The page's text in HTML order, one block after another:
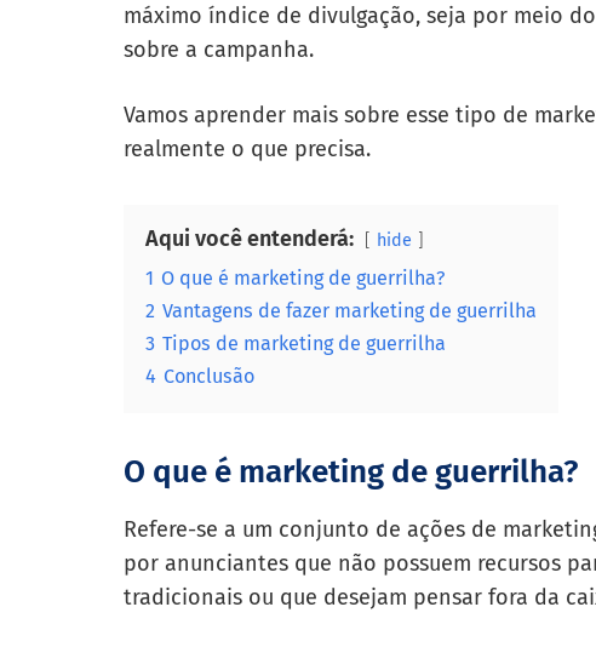
máximo índice de divulgação, seja por meio
sobre a campanha.
Vamos aprender mais sobre esse tipo de
realmente o que precisa.
Aqui você entenderá: hide
1 O que é marketing de guerrilha?
2 Vantagens de fazer marketing de guerrilha
3 Tipos de marketing de guerrilha
4 Conclusão
O que é marketing de guerrilha?
Refere-se a um conjunto de ações de
por anunciantes que não possuem recursos
tradicionais ou que desejam pensar fora da